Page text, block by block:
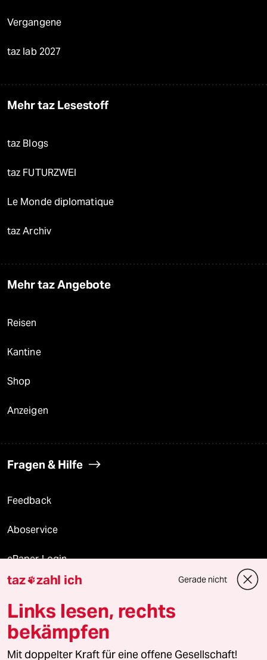
Vergangene
taz lab 2027
Mehr taz Lesestoff
taz Blogs
taz FUTURZWEI
Le Monde diplomatique
taz Archiv
Mehr taz Angebote
Reisen
Kantine
Shop
Anzeigen
Fragen & Hilfe
Feedback
Aboservice
ePaper Login
Downloads für Abonnierende
© 2026 taz Verlags und Vertriebs GmbH
Alle Rechte vorbehalten. Bei rechtlichen Fragen oder für Genehmigungen
taz zahl ich Gerade nicht
Links lesen, rechts
bekämpfen
Mit doppelter Kraft für eine offene Gesellschaft!